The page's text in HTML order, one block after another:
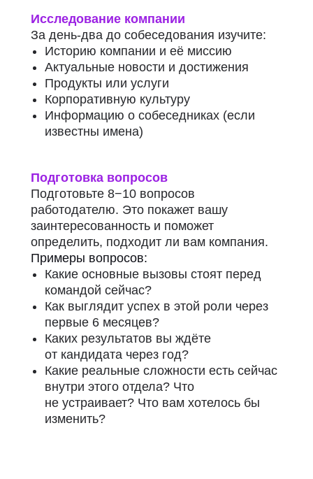
Исследование компании
За день-два до собеседования изучите:
Историю компании и её миссию
Актуальные новости и достижения
Продукты или услуги
Корпоративную культуру
Информацию о собеседниках (если
известны имена)
Подготовка вопросов
Подготовьте 8−10 вопросов
работодателю. Это покажет вашу
заинтересованность и поможет
определить, подходит ли вам компания.
Примеры вопросов:
Какие основные вызовы стоят перед
командой сейчас?
Как выглядит успех в этой роли через
первые 6 месяцев?
Каких результатов вы ждёте
от кандидата через год?
Какие реальные сложности есть сейчас
внутри этого отдела? Что
не устраивает? Что вам хотелось бы
изменить?